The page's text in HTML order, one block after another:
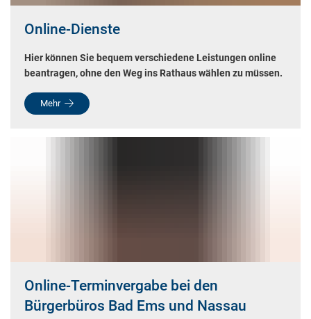
Online-Dienste
Hier können Sie bequem verschiedene Leistungen online
beantragen, ohne den Weg ins Rathaus wählen zu müssen.
Mehr
Online-Terminvergabe bei den
Bürgerbüros Bad Ems und Nassau